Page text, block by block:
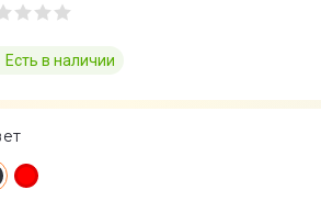
Есть в наличии